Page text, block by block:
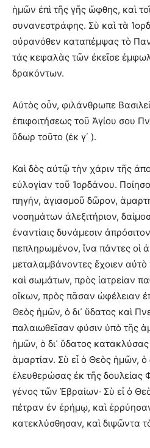
ἡμῶν ἐπὶ τῆς γῆς ὤφθης, καὶ
συνανεστράφης. Σὺ καὶ τὰ
οὐρανόθεν καταπέμψας τὸ
τάς κεφαλὰς τῶν ἐκεῖσε
δρακόντων.
Αὐτὸς οὖν, φιλάνθρωπε
ἐπιφοιτήσεως τοῦ Ἁγίου σου
ὕδωρ τοῦτο (ἐκ γ΄ ).
Καὶ δὸς αὐτῷ τὴν χάριν τῆς
εὐλογίαν τοῦ Ἰορδάνου.
πηγήν, ἁγιασμοῦ δῶρον,
νοσημάτων ἀλεξιτήριον,
ἐναντίαις δυνάμεσιν
πεπληρωμένον, ἵνα πάντες οἱ
μεταλαμβάνοντες ἔχοιεν
καὶ σωμάτων, πρὸς ἰατρείαν
οἴκων, πρὸς πᾶσαν ὠφέλειαν
Θεὸς ἡμῶν, ὁ δι᾽ ὕδατος καὶ
παλαιωθεῖσαν φύσιν ὑπὸ τῆς
ἡμῶν, ὁ δι᾽ ὕδατος
ἁμαρτίαν. Σὺ εἶ ὁ Θεὸς ἡμῶν,
ἐλευθερώσας ἐκ τῆς
γένος τῶν Ἑβραίων· Σὺ εἶ ὁ
πέτραν ἐν ἐρήμῳ, καὶ
κατεκλύσθησαν, καὶ διψῶντα